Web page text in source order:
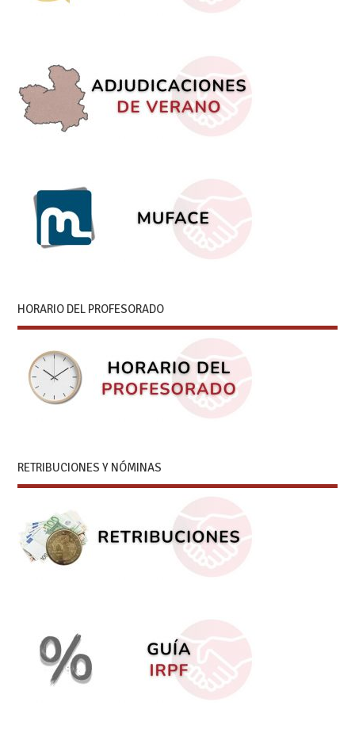
HORARIO DEL PROFESORADO
RETRIBUCIONES Y NÓMINAS